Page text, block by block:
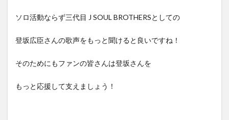
ソロ活動ならず三代目 J SOUL BROTHERSとしての
登坂広臣さんの歌声をもっと聞けると良いですね！
そのためにもファンの皆さんは登坂さんを
もっと応援して支えましょう！